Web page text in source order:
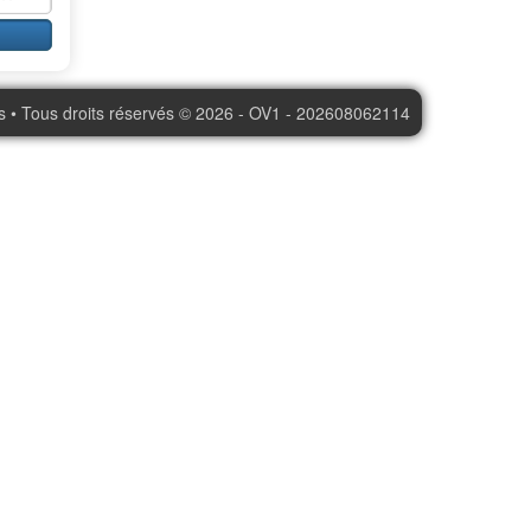
• Tous droits réservés © 2026 - OV1 - 202608062114